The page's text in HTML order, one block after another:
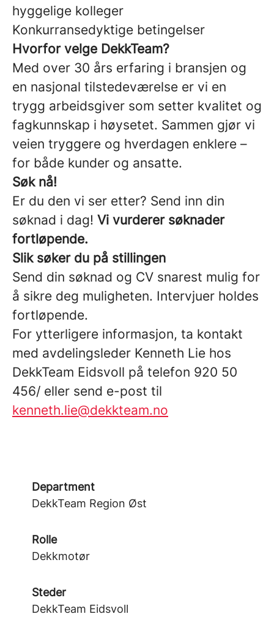
hyggelige kolleger
Konkurransedyktige betingelser
Hvorfor velge DekkTeam?
Med over 30 års erfaring i bransjen og
en nasjonal tilstedeværelse er vi en
trygg arbeidsgiver som setter kvalitet og
fagkunnskap i høysetet. Sammen gjør vi
veien tryggere og hverdagen enklere –
for både kunder og ansatte.
Søk nå!
Er du den vi ser etter? Send inn din
søknad i dag! Vi vurderer søknader
fortløpende.
Slik søker du på stillingen
Send din søknad og CV snarest mulig for
å sikre deg muligheten. Intervjuer holdes
fortløpende.
For ytterligere informasjon, ta kontakt
med avdelingsleder Kenneth Lie hos
DekkTeam Eidsvoll på telefon 920 50
456/ eller send e-post til
kenneth.lie@dekkteam.no
Department
DekkTeam Region Øst
Rolle
Dekkmotør
Steder
DekkTeam Eidsvoll